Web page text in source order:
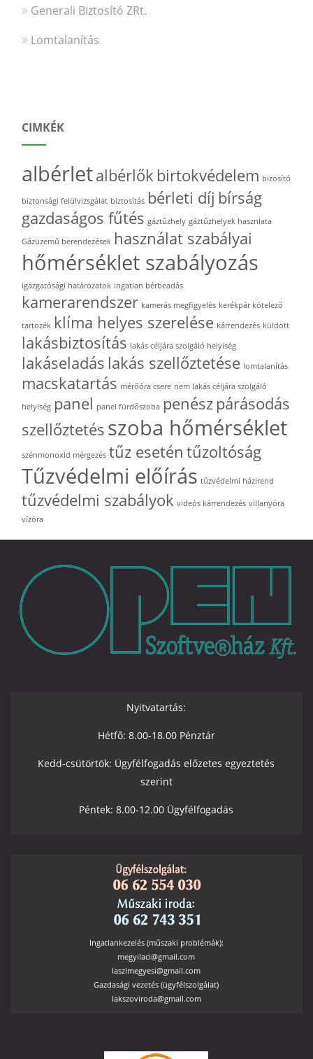
Generali Biztosító ZRt.
Lomtalanítás
CIMKÉK
albérletalbérlők birtokvédelem bizosító
biztonsági felülvizsgálat biztosítás bérleti díj bírság
gazdaságos fűtés gáztűzhely gáztűzhelyek hasznlata
Gázüzemű berendezések használat szabályai
hőmérséklet szabályozás
igazgatósági határozatok ingatlan bérbeadás
kamerarendszer kamerás megfigyelés kerékpár kötelező
tartozék klíma helyes szerelése kárrendezés küldött
lakásbiztosítás lakás céljára szolgáló helyiség
lakáseladás lakás szellőztetése lomtalanítás
macskatartás mérőóra csere nem lakás céljára szolgáló
helyiség panel panel fürdőszoba penész párásodás
szellőztetés szoba hőmérséklet
szénmonoxid mérgezés tűz esetén tűzoltóság
Tűzvédelmi előírás tűzvédelmi házirend
tűzvédelmi szabályok videós kárrendezés villanyóra
vízóra
Nyitvatartás:
Hétfő: 8.00-18.00 Pénztár
Kedd-csütörtök: Ügyfélfogadás előzetes egyeztetés
szerint
Péntek: 8.00-12.00 Ügyfélfogadás
Ingatlankezelés (műszaki problémák):
megyilaci@gmail.com
laszlmegyesi@gmail.com
Gazdasági vezetés (ügyfélszolgálat)
lakszoviroda@gmail.com